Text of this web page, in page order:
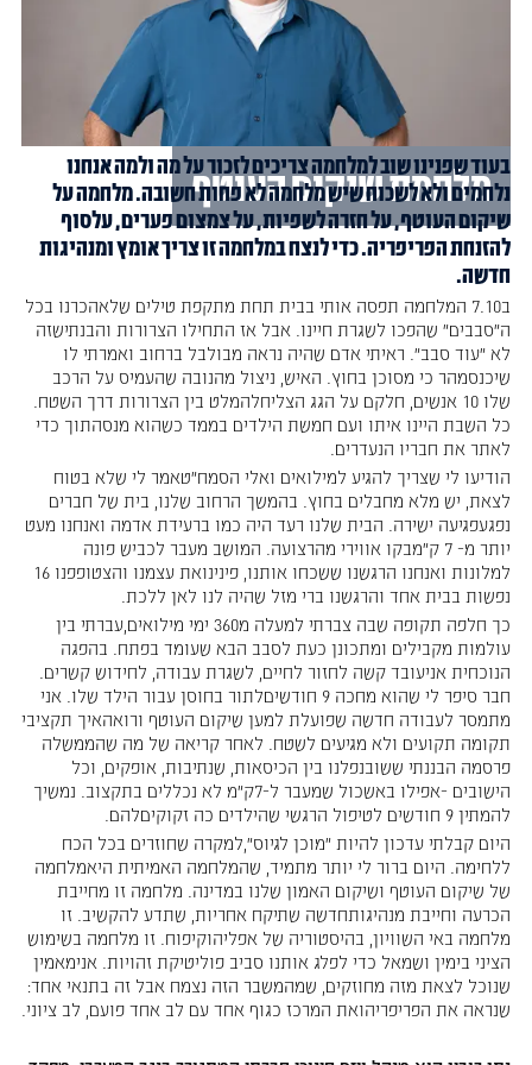
מלחמת שיקום העוטף
בעוד שפנינו שוב למלחמה צריכים לזכור על מה ולמה אנחנו
נלחמים ולא לשכוח שיש מלחמה לא פחות חשובה. מלחמה על
שיקום העוטף, על חזרה לשפיות, על צמצום פערים, עלסוף
להזנחת הפריפריה. כדי לנצח במלחמה זו צריך אומץ ומנהיגות
חדשה.
ב7.10 המלחמה תפסה אותי בבית תחת מתקפת טילים שלאהכרנו בכל
ה"סבבים" שהפכו לשגרת חיינו. אבל אז התחילו הצרורות והבנתישזה
לא "עוד סבב". ראיתי אדם שהיה נראה מבולבל ברחוב ואמרתי לו
שיכנסמהר כי מסוכן בחוץ. האיש, ניצול מהנובה שהעמיס על הרכב
שלו 10 אנשים, חלקם על הגג הצליחלהמלט בין הצרורות דרך השטח.
כל השבת היינו איתו ועם חמשת הילדים בממד כשהוא מנסהתוך כדי
לאתר את חבריו הנעדרים.
הודיעו לי שצריך להגיע למילואים ואלי הסמח"טאמר לי שלא בטוח
לצאת, יש מלא מחבלים בחוץ. בהמשך הרחוב שלנו, בית של חברים
נפגעפגיעה ישירה. הבית שלנו רעד היה כמו ברעידת אדמה ואנחנו מעט
יותר מ- 7 ק"מבקו אווירי מהרצועה. המושב מעבר לכביש פונה
למלונות ואנחנו הרגשנו ששכחו אותנו, פינינואת עצמנו והצטופפנו 16
נפשות בבית אחד והרגשנו ברי מזל שהיה לנו לאן ללכת.
כך חלפה תקופה שבה צברתי למעלה מ360 ימי מילואים,עברתי בין
עולמות מקבילים ומתכונן כעת לסבב הבא שעומד בפתח. בהפגה
הנוכחית אניעובד קשה לחזור לחיים, לשגרת עבודה, לחידוש קשרים.
חבר סיפר לי שהוא מחכה 9 חודשיםלתור בחוסן עבור הילד שלו. אני
מתמסר לעבודה חדשה שפועלת למען שיקום העוטף ורואהאיך תקציבי
תקומה תקועים ולא מגיעים לשטח. לאחר קריאה של מה שהממשלה
פרסמה הבננתי ששובנפלנו בין הכיסאות, שנתיבות, אופקים, וכל
הישובים -אפילו באשכול שמעבר ל-7ק"מ לא נכללים בתקצוב. נמשיך
להמתין 9 חודשים לטיפול הרגשי שהילדים כה זקוקיםלהם.
היום קבלתי עדכון להיות "מוכן לגיוס",למקרה שחוזרים בכל הכח
ללחימה. היום ברור לי יותר מתמיד, שהמלחמה האמיתית היאמלחמה
של שיקום העוטף ושיקום האמון שלנו במדינה. מלחמה זו מחייבת
הכרעה וחייבת מנהיגותחדשה שתיקח אחריות, שתדע להקשיב. זו
מלחמה באי השוויון, בהיסטוריה של אפליהוקיפוח. זו מלחמה בשימוש
הציני בימין ושמאל כדי לפלג אותנו סביב פוליטיקת זהויות. אנימאמין
שנוכל לצאת מזה מחוזקים, שמהמשבר הזה נצמח אבל זה בתנאי אחד:
שנראה את הפריפריהואת המרכז כגוף אחד עם לב אחד פועם, לב ציוני.